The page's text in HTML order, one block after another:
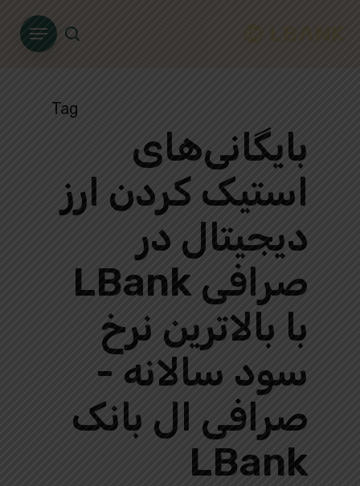
Menu
Tag
بایگانی‌های
استیک کردن ارز
دیجیتال در
صرافی LBank
با بالاترین نرخ
سود سالانه -
صرافی ال بانک
LBank